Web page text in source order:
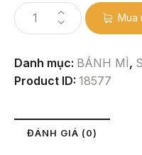
Mua
Danh mục: BÁNH MÌ,
Product ID: 18577
ĐÁNH GIÁ (0)